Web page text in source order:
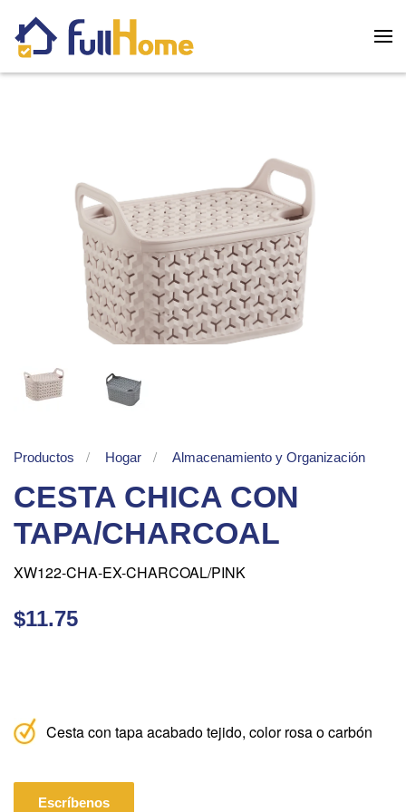
Skip to main content
Productos Hogar Almacenamiento y Organización
CESTA CHICA CON
TAPA/CHARCOAL
XW122-CHA-EX-CHARCOAL/PINK
$11.75
Cesta con tapa acabado tejido, color rosa o carbón
Escríbenos